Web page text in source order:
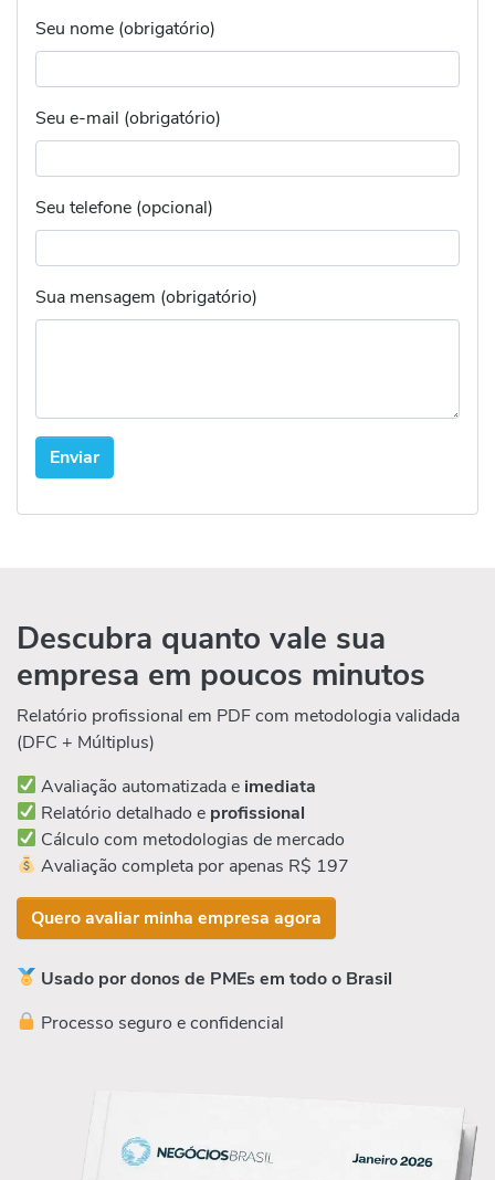
Seu nome (obrigatório)
Seu e-mail (obrigatório)
Seu telefone (opcional)
Sua mensagem (obrigatório)
Descubra quanto vale sua
empresa em poucos minutos
Relatório profissional em PDF com metodologia validada
(DFC + Múltiplus)
Avaliação automatizada e imediata
Relatório detalhado e profissional
Cálculo com metodologias de mercado
Avaliação completa por apenas R$ 197
Quero avaliar minha empresa agora
Usado por donos de PMEs em todo o Brasil
Processo seguro e confidencial